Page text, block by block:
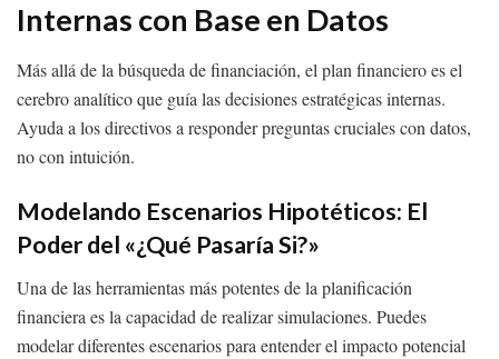
Internas con Base en Datos
Más allá de la búsqueda de financiación, el plan financiero es el
cerebro analítico que guía las decisiones estratégicas internas.
Ayuda a los directivos a responder preguntas cruciales con datos,
no con intuición.
Modelando Escenarios Hipotéticos: El
Poder del «¿Qué Pasaría Si?»
Una de las herramientas más potentes de la planificación
financiera es la capacidad de realizar simulaciones. Puedes
modelar diferentes escenarios para entender el impacto potencial